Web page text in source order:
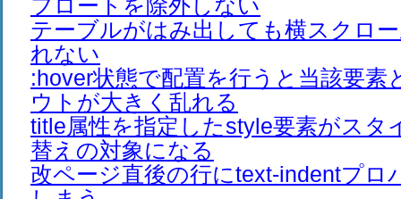
フロートを除外しない
テーブルがはみ出しても横スクロ
れない
:hover状態で配置を行うと当該要素
ウトが大きく乱れる
title属性を指定したstyle要素がスタ
替えの対象になる
改ページ直後の行にtext-indentプロ